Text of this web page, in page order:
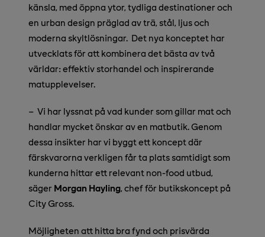
känsla, med öppna ytor, tydliga destinationer och
en urban design präglad av trä, stål, ljus och
moderna skyltlösningar. Det nya konceptet har
utvecklats för att kombinera det bästa av två
världar: effektiv storhandel och inspirerande
matupplevelser.
– Vi har lyssnat på vad kunder som gillar mat och
handlar mycket önskar av en matbutik. Genom
dessa insikter har vi byggt ett koncept där
färskvarorna verkligen får ta plats samtidigt som
kunderna hittar ett relevant non-food utbud,
säger Morgan Hayling, chef för butikskoncept på
City Gross.
Möjligheten att hitta bra fynd och prisvärda